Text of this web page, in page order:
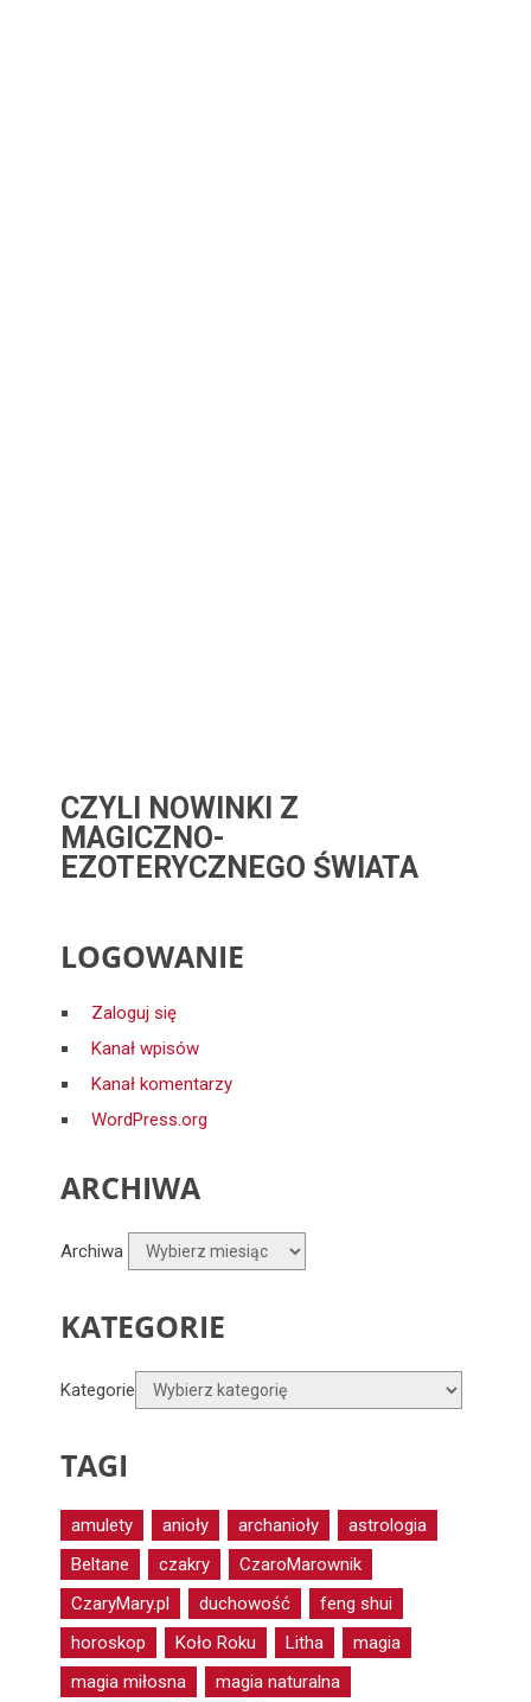
CZYLI NOWINKI Z
MAGICZNO-
EZOTERYCZNEGO ŚWIATA
LOGOWANIE
Zaloguj się
Kanał wpisów
Kanał komentarzy
WordPress.org
ARCHIWA
Archiwa
KATEGORIE
Kategorie
TAGI
amulety anioły archanioły
astrologia
Beltane
czakry
CzaroMarownik
CzaryMary.pl
duchowość
feng shui
horoskop
Koło Roku Litha
magia
magia miłosna
magia naturalna